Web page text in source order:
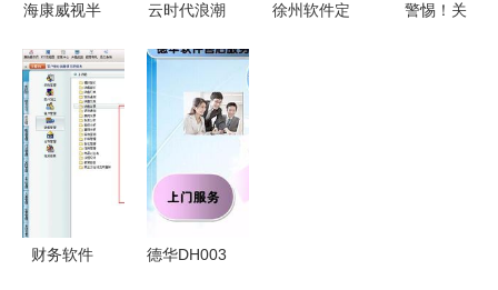
海康威视半
析 软件外
包服务如何
驱动新增长
云时代浪潮
件外包的转
型与未来
徐州软件定
警惕！关
财务软件
德华DH003